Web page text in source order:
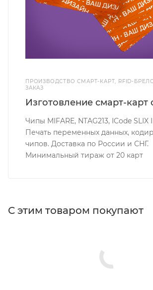
ПРОИЗВОДСТВО СМАРТ-КАРТ, RFID-
ЗАКАЗ
Изготовление смарт-карт
Чипы MIFARE, NTAG213, ICode SLIX
Печать переменных данных,
чипов. Доставка по России и СНГ.
Минимальный тираж от 20 карт
С этим товаром покупают